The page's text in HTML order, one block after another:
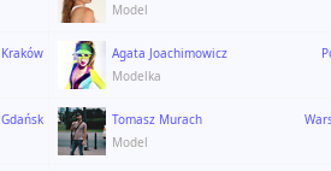
Model
Kraków
Agata Joachimowicz
Modelka
Gdańsk
Tomasz Murach
Model